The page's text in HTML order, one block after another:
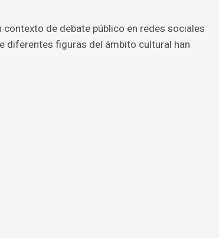
de debate público en redes sociales
diferentes figuras del ámbito cultural han